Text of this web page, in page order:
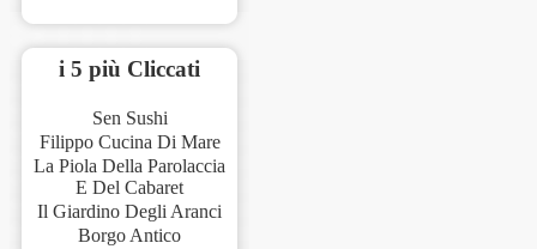
i 5 più Cliccati
Sen Sushi
Filippo Cucina Di Mare
La Piola Della Parolaccia
E Del Cabaret
Il Giardino Degli Aranci
Borgo Antico